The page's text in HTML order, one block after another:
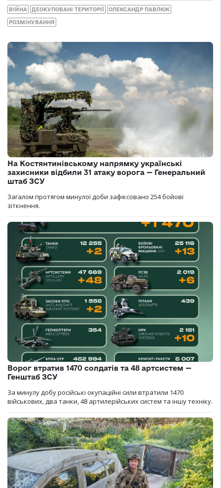
ВІЙНА ДЕОКУПОВАНІ ТЕРИТОРІЇ ОЛЕКСАНДР ПАВЛЮК
РОЗМІНУВАННЯ
На Костянтинівському напрямку українські
захисники відбили 31 атаку ворога — Генеральний
штаб ЗСУ
Загалом протягом минулої доби зафіксовано 254 бойові
зіткнення.
Ворог втратив 1470 солдатів та 48 артсистем —
Генштаб ЗСУ
За минулу добу російські окупаційні сили втратили 1470
військових, два танки, 48 артилерійських систем та іншу техніку.